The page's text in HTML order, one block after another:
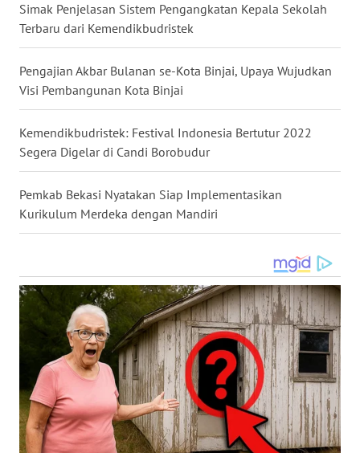
Simak Penjelasan Sistem Pengangkatan Kepala Sekolah
Terbaru dari Kemendikbudristek
Pengajian Akbar Bulanan se-Kota Binjai, Upaya Wujudkan
Visi Pembangunan Kota Binjai
Kemendikbudristek: Festival Indonesia Bertutur 2022
Segera Digelar di Candi Borobudur
Pemkab Bekasi Nyatakan Siap Implementasikan
Kurikulum Merdeka dengan Mandiri
MALUT
DAIRI
WN
DANAU
TOBA
WN
NIAS
WN
TAPANULI
SELATAN
WN
TANJUNG
LESUNG